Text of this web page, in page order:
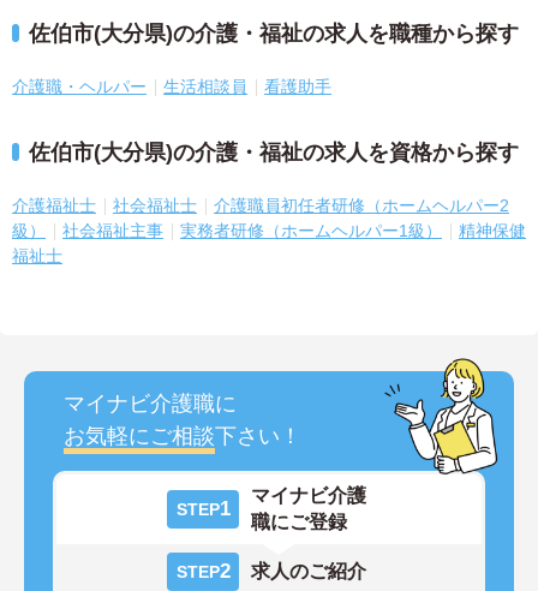
佐伯市(大分県)の介護・福祉の求人を職種から探す
介護職・ヘルパー 生活相談員 看護助手
佐伯市(大分県)の介護・福祉の求人を資格から探す
介護福祉士 社会福祉士
介護職員初任者研修（ホームヘルパー2
級）
社会福祉主事 実務者研修（ホームヘルパー1級）
精神保健
福祉士
マイナビ介護職に
お気軽にご相談下さい！
STEP1
マイナビ介護
職にご登録
STEP2 求人のご紹介